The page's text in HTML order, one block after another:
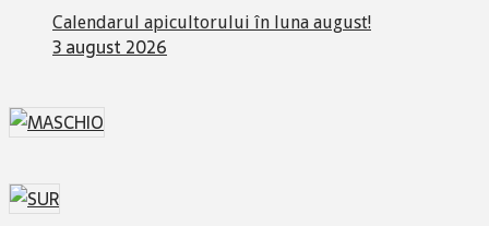
Calendarul apicultorului în luna august!
3 august 2026